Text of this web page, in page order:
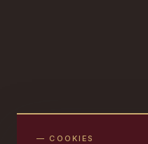
— COOKIES